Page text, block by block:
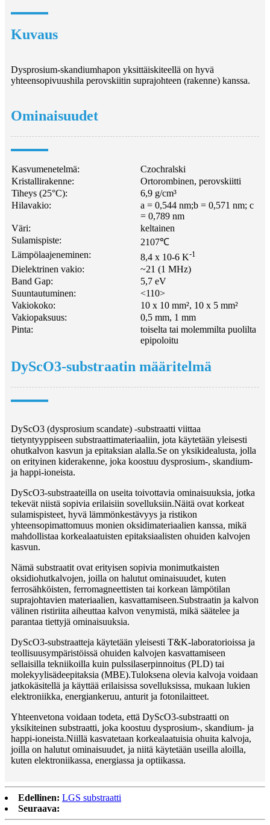
Kuvaus
Dysprosium-skandiumhapon yksittäiskiteellä on hyvä
yhteensopivuushila perovskiitin suprajohteen (rakenne) kanssa.
Ominaisuudet
Kasvumenetelmä:
Czochralski
Kristallirakenne:
Ortorombinen, perovskiitti
Tiheys (25°C):
6,9 g/cm³
Hilavakio:
a = 0,544 nm;b = 0,571 nm; c
= 0,789 nm
Väri:
keltainen
Sulamispiste:
2107℃
Lämpölaajeneminen:
8,4 x 10-6 K-1
Dielektrinen vakio:
~21 (1 MHz)
Band Gap:
5,7 eV
Suuntautuminen:
<110>
Vakiokoko:
10 x 10 mm², 10 x 5 mm²
Vakiopaksuus:
0,5 mm, 1 mm
Pinta:
toiselta tai molemmilta puolilta
epipoloitu
DyScO3-substraatin määritelmä
DyScO3 (dysprosium scandate) -substraatti viittaa
tietyntyyppiseen substraattimateriaaliin, jota käytetään yleisesti
ohutkalvon kasvun ja epitaksian alalla.Se on yksikidealusta, jolla
on erityinen kiderakenne, joka koostuu dysprosium-, skandium-
ja happi-ioneista.
DyScO3-substraateilla on useita toivottavia ominaisuuksia, jotka
tekevät niistä sopivia erilaisiin sovelluksiin.Näitä ovat korkeat
sulamispisteet, hyvä lämmönkestävyys ja ristikon
yhteensopimattomuus monien oksidimateriaalien kanssa, mikä
mahdollistaa korkealaatuisten epitaksiaalisten ohuiden kalvojen
kasvun.
Nämä substraatit ovat erityisen sopivia monimutkaisten
oksidiohutkalvojen, joilla on halutut ominaisuudet, kuten
ferrosähköisten, ferromagneettisten tai korkean lämpötilan
suprajohtavien materiaalien, kasvattamiseen.Substraatin ja kalvon
välinen ristiriita aiheuttaa kalvon venymistä, mikä säätelee ja
parantaa tiettyjä ominaisuuksia.
DyScO3-substraatteja käytetään yleisesti T&K-laboratorioissa ja
teollisuusympäristöissä ohuiden kalvojen kasvattamiseen
sellaisilla tekniikoilla kuin pulssilaserpinnoitus (PLD) tai
molekyylisädeepitaksia (MBE).Tuloksena olevia kalvoja voidaan
jatkokäsitellä ja käyttää erilaisissa sovelluksissa, mukaan lukien
elektroniikka, energiankeruu, anturit ja fotonilaitteet.
Yhteenvetona voidaan todeta, että DyScO3-substraatti on
yksikiteinen substraatti, joka koostuu dysprosium-, skandium- ja
happi-ioneista.Niillä kasvatetaan korkealaatuisia ohuita kalvoja,
joilla on halutut ominaisuudet, ja niitä käytetään useilla aloilla,
kuten elektroniikassa, energiassa ja optiikassa.
Edellinen: LGS substraatti
Seuraava: